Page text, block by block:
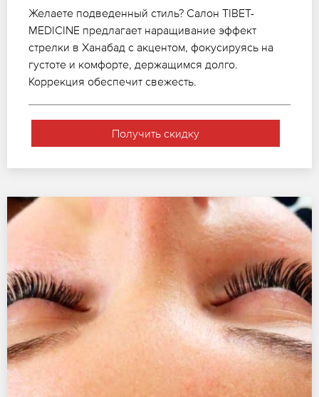
Желаете подведенный стиль? Салон TIBET-
MEDICINE предлагает наращивание эффект
стрелки в Ханабад с акцентом, фокусируясь на
густоте и комфорте, держащимся долго.
Коррекция обеспечит свежесть.
Получить скидку